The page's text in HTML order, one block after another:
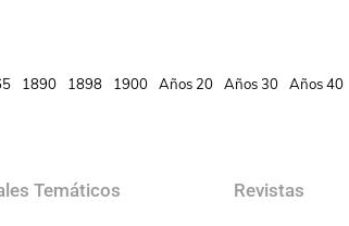
1890 1898 1900 Años 20 Años 30 Años 40
Temáticos Revistas